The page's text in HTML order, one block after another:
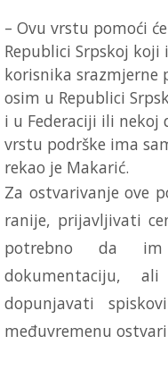
– Ovu vrstu pomoći
Republici Srpskoj
korisnika srazmjerne
osim u Republici
i u Federaciji ili nekoj
vrstu podrške ima
rekao je Makarić.
Za ostvarivanje ove
ranije, prijavljivati
potrebno da
dokumentaciju,
dopunjavati
međuvremenu